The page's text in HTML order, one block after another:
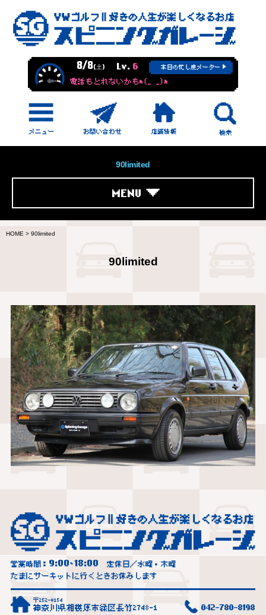
8/8(土) Lv. 6 本日の忙し度メーター
電話もとれないかもm(_ _)m
90limited
MENU
HOME > 90limited
90limited
営業時間： 9:00~18:00
定休日／水曜・木曜
たまにサーキットに行くときお休みします
〒252-0154
神奈川県相模原市緑区長竹2748-1 042-780-8198